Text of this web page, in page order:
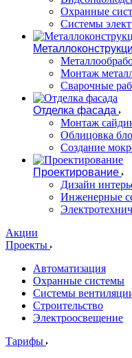
Охранные
Системы
Монтаж
Сварочные
Отделка фасада
Монтаж
Облицовка
Создание
Проектирование
Дизайн
Инженерные
Акции
Проекты
Автоматизация
Охранные системы
Системы
Строительство
Электроосвещение
Тарифы